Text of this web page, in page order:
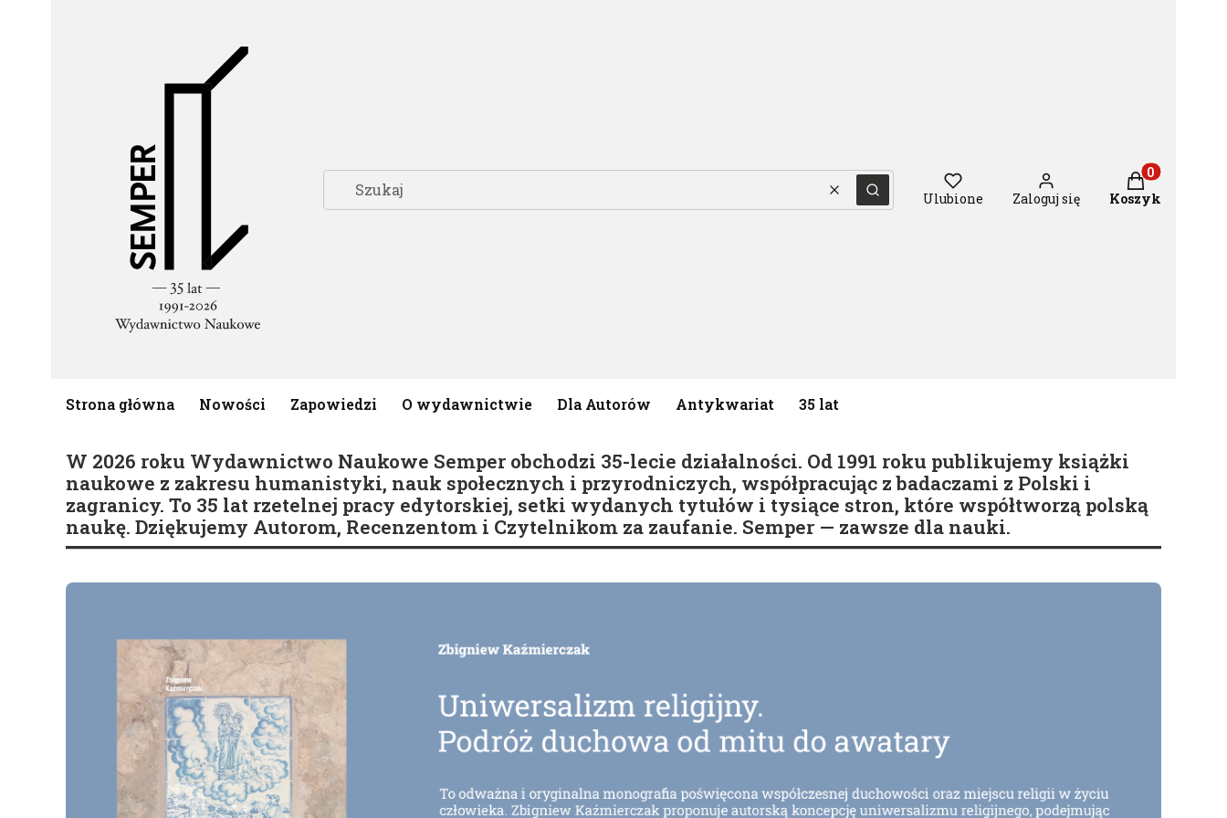
WyczyśćSzukaj Ulubione Zaloguj się
Produkty w
Koszyk
Strona główna Nowości Zapowiedzi O wydawnictwie Dla Autorów Antykwariat 35 lat
W 2026 roku Wydawnictwo Naukowe Semper obchodzi 35-lecie działalności. Od 1991 roku publikujemy książki
naukowe z zakresu humanistyki, nauk społecznych i przyrodniczych, współpracując z badaczami z Polski i
zagranicy. To 35 lat rzetelnej pracy edytorskiej, setki wydanych tytułów i tysiące stron, które współtworzą polską
naukę. Dziękujemy Autorom, Recenzentom i Czytelnikom za zaufanie. Semper — zawsze dla nauki.